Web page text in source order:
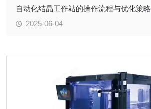
自动化结晶工作站的操作流程与优化策略
2025-06-04